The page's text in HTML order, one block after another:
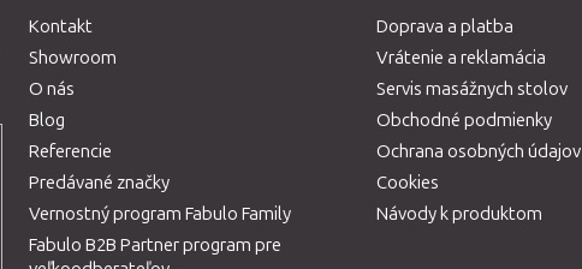
Kontakt
Showroom
O nás
Blog
Referencie
Predávané značky
Vernostný program Fabulo Family
Fabulo B2B Partner program pre
Doprava a platba
Vrátenie a reklamácia
Servis masážnych stolov
Obchodné podmienky
Ochrana osobných údajov
Cookies
Návody k produktom